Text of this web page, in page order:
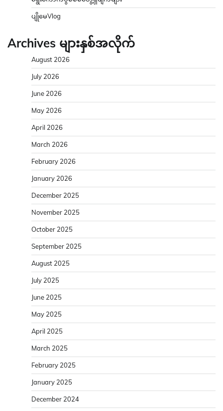
ပျိုမေVlog
Archives များနှစ်အလိုက်
August 2026
July 2026
June 2026
May 2026
April 2026
March 2026
February 2026
January 2026
December 2025
November 2025
October 2025
September 2025
August 2025
July 2025
June 2025
May 2025
April 2025
March 2025
February 2025
January 2025
December 2024